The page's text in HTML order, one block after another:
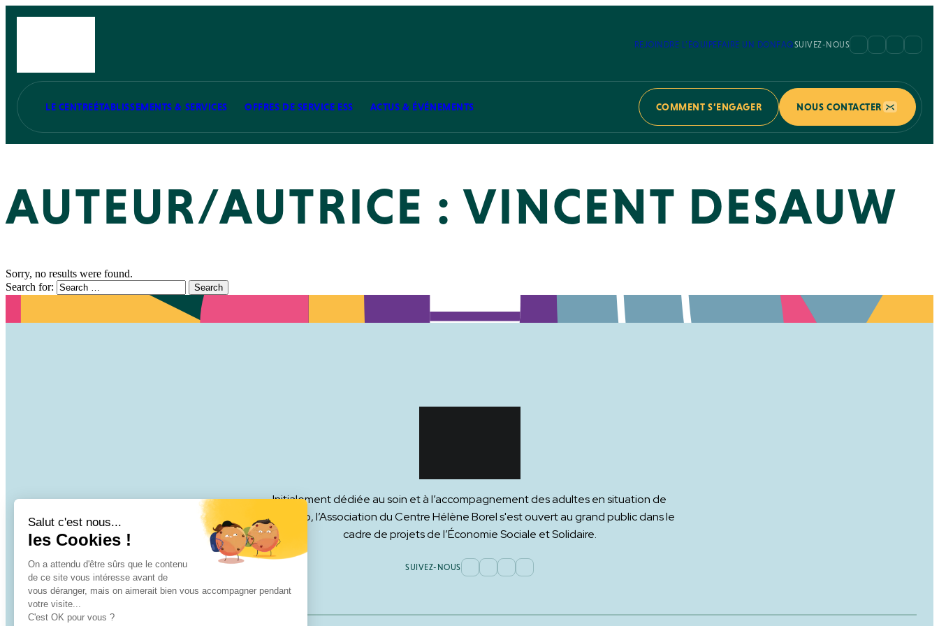
REJOINDRE L’ÉQUIPE FAIRE UN DON FAQSUIVEZ-NOUS
LE CENTREÉTABLISSEMENTS & SERVICES OFFRES DE SERVICE ESS ACTUS & ÉVÉNEMENTS COMMENT S’ENGAGER NOUS CONTACTER
AUTEUR/AUTRICE :VINCENT DESAUW
Sorry, no results were found.
Search for:
Search
Initialement dédiée au soin et à l’accompagnement des adultes en situation de
handicap, l’Association du Centre Hélène Borel s'est ouvert au grand public dans le
cadre de projets de l’Économie Sociale et Solidaire.
SUIVEZ-NOUS